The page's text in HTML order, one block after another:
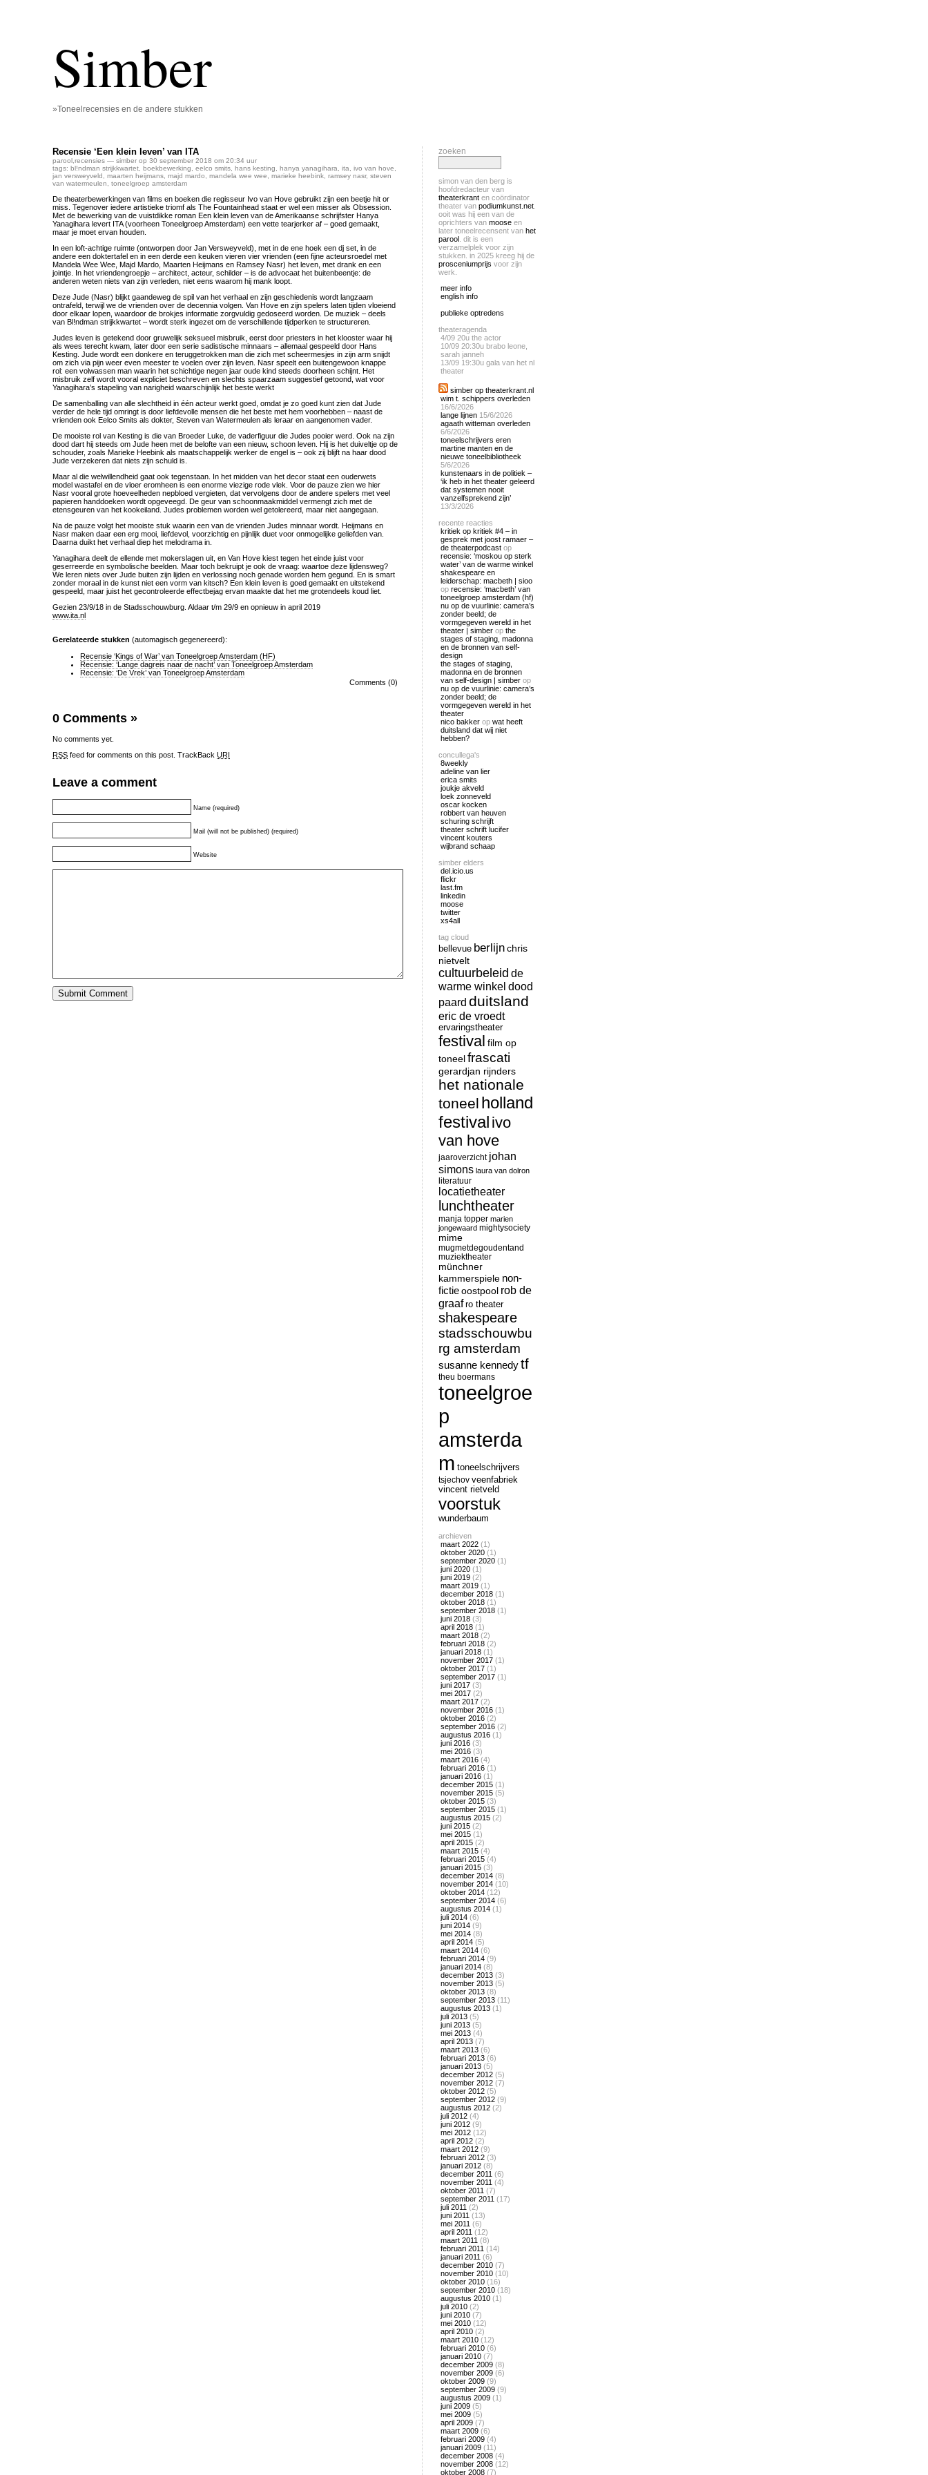
Simber
»Toneelrecensies en de andere stukken
Recensie ‘Een klein leven’ van ITA
parool recensies — simber op 30 september 2018 om 20:34 uur
tags: bl!ndman strijkkwartet boekbewerking eelco smits hans kesting hanya yanagihara ita ivo van hove
jan versweyveld
maarten heijmans majd mardo mandela wee wee marieke heebink ramsey nasr, steven
van watermeulen
toneelgroep amsterdam
De theaterbewerkingen van films en boeken die regisseur Ivo van Hove gebruikt zijn een beetje hit or
miss. Tegenover iedere artistieke triomf als The Fountainhead staat er wel een misser als Obsession.
Met de bewerking van de vuistdikke roman Een klein leven van de Amerikaanse schrijfster Hanya
Yanagihara levert ITA (voorheen Toneelgroep Amsterdam) een vette tearjerker af – goed gemaakt,
maar je moet ervan houden.
In een loft-achtige ruimte (ontworpen door Jan Versweyveld), met in de ene hoek een dj set, in de
andere een doktertafel en in een derde een keuken vieren vier vrienden (een fijne acteursroedel met
Mandela Wee Wee, Majd Mardo, Maarten Heijmans en Ramsey Nasr) het leven, met drank en een
jointje. In het vriendengroepje – architect, acteur, schilder – is de advocaat het buitenbeentje: de
anderen weten niets van zijn verleden, niet eens waarom hij mank loopt.
Deze Jude (Nasr) blijkt gaandeweg de spil van het verhaal en zijn geschiedenis wordt langzaam
ontrafeld, terwijl we de vrienden over de decennia volgen. Van Hove en zijn spelers laten tijden vloeiend
door elkaar lopen, waardoor de brokjes informatie zorgvuldig gedoseerd worden. De muziek – deels
van Bl!ndman strijkkwartet – wordt sterk ingezet om de verschillende tijdperken te structureren.
Judes leven is getekend door gruwelijk seksueel misbruik, eerst door priesters in het klooster waar hij
als wees terecht kwam, later door een serie sadistische minnaars – allemaal gespeeld door Hans
Kesting. Jude wordt een donkere en teruggetrokken man die zich met scheermesjes in zijn arm snijdt
om zich via pijn weer even meester te voelen over zijn leven. Nasr speelt een buitengewoon knappe
rol: een volwassen man waarin het schichtige negen jaar oude kind steeds doorheen schijnt. Het
misbruik zelf wordt vooral expliciet beschreven en slechts spaarzaam suggestief getoond, wat voor
Yanagihara’s stapeling van narigheid waarschijnlijk het beste werkt
De samenballing van alle slechtheid in één acteur werkt goed, omdat je zo goed kunt zien dat Jude
verder de hele tijd omringt is door liefdevolle mensen die het beste met hem voorhebben – naast de
vrienden ook Eelco Smits als dokter, Steven van Watermeulen als leraar en aangenomen vader.
De mooiste rol van Kesting is die van Broeder Luke, de vaderfiguur die Judes pooier werd. Ook na zijn
dood dart hij steeds om Jude heen met de belofte van een nieuw, schoon leven. Hij is het duiveltje op de
schouder, zoals Marieke Heebink als maatschappelijk werker de engel is – ook zij blijft na haar dood
Jude verzekeren dat niets zijn schuld is.
Maar al die welwillendheid gaat ook tegenstaan. In het midden van het decor staat een ouderwets
model wastafel en de vloer eromheen is een enorme viezige rode vlek. Voor de pauze zien we hier
Nasr vooral grote hoeveelheden nepbloed vergieten, dat vervolgens door de andere spelers met veel
papieren handdoeken wordt opgeveegd. De geur van schoonmaakmiddel vermengt zich met de
etensgeuren van het kookeiland. Judes problemen worden wel getolereerd, maar niet aangegaan.
Na de pauze volgt het mooiste stuk waarin een van de vrienden Judes minnaar wordt. Heijmans en
Nasr maken daar een erg mooi, liefdevol, voorzichtig en pijnlijk duet voor onmogelijke geliefden van.
Daarna duikt het verhaal diep het melodrama in.
Yanagihara deelt de ellende met mokerslagen uit, en Van Hove kiest tegen het einde juist voor
geserreerde en symbolische beelden. Maar toch bekruipt je ook de vraag: waartoe deze lijdensweg?
We leren niets over Jude buiten zijn lijden en verlossing noch genade worden hem gegund. En is smart
zonder moraal in de kunst niet een vorm van kitsch? Een klein leven is goed gemaakt en uitstekend
gespeeld, maar juist het gecontroleerde effectbejag ervan maakte dat het me grotendeels koud liet.
Gezien 23/9/18 in de Stadsschouwburg. Aldaar t/m 29/9 en opnieuw in april 2019
www.ita.nl
Gerelateerde stukken (automagisch gegenereerd):
Recensie ‘Kings of War’ van Toneelgroep Amsterdam (HF)
Recensie: ‘Lange dagreis naar de nacht’ van Toneelgroep Amsterdam
Recensie: ‘De Vrek’ van Toneelgroep Amsterdam
Comments (0)
0 Comments »
No comments yet.
RSS feed for comments on this post. TrackBack URI
Leave a comment
Name (required)
Mail (will not be published) (required)
Website
zoeken
simon van den berg is
hoofdredacteur van
theaterkrant en coördinator
theater van podiumkunst.net
ooit was hij een van de
oprichters van moose en
later toneelrecensent van het
parool . dit is een
verzamelplek voor zijn
stukken. in 2025 kreeg hij de
prosceniumprijs voor zijn
werk.
meer info
english info
publieke optredens
theateragenda
4/09 20u the actor
10/09 20:30u brabo leone,
sarah janneh
13/09 19:30u gala van het nl
theater
simber op theaterkrant.nl
wim t. schippers overleden
16/6/2026
lange lijnen 15/6/2026
agaath witteman overleden
6/6/2026
toneelschrijvers eren
martine manten en de
nieuwe toneelbibliotheek
5/6/2026
kunstenaars in de politiek –
‘ik heb in het theater geleerd
dat systemen nooit
vanzelfsprekend zijn’
13/3/2026
recente reacties
kritiek op kritiek #4 – in
gesprek met joost ramaer –
de theaterpodcast op
recensie: ‘moskou op sterk
water’ van de warme winkel
shakespeare en
leiderschap: macbeth | sioo
op recensie: ‘macbeth’ van
toneelgroep amsterdam (hf)
nu op de vuurlinie: camera’s
zonder beeld; de
vormgegeven wereld in het
theater | simber op the
stages of staging, madonna
en de bronnen van self-
design
the stages of staging,
madonna en de bronnen
van self-design | simber op
nu op de vuurlinie: camera’s
zonder beeld; de
vormgegeven wereld in het
theater
nico bakker op wat heeft
duitsland dat wij niet
hebben?
concullega's
8weekly
adeline van lier
erica smits
joukje akveld
loek zonneveld
oscar kocken
robbert van heuven
schuring schrijft
theater schrift lucifer
vincent kouters
wijbrand schaap
simber elders
del.icio.us
flickr
last.fm
linkedin
moose
twitter
xs4all
tag cloud
bellevue berlijnchris
nietvelt
cultuurbeleid de
warme winkel dood
paard duitsland
eric de vroedt
ervaringstheater
festival film op
toneelfrascati
gerardjan rijnders
het nationale
toneel holland
festival ivo
van hove
jaaroverzicht johan
simons laura van dolron
literatuur
locatietheater
lunchtheater
manja topper marien
jongewaard mightysociety
mime
mugmetdegoudentand
muziektheater
münchner
kammerspiele non-
fictieoostpool rob de
graaf ro theater
shakespeare
stadsschouwbu
rg amsterdam
susanne kennedytf
theu boermans
toneelgroe
p
amsterda
m toneelschrijvers
tsjechov veenfabriek
vincent rietveld
voorstuk
wunderbaum
archieven
maart 2022 (1)
oktober 2020 (1)
september 2020 (1)
juni 2020 (1)
juni 2019 (2)
maart 2019 (1)
december 2018 (1)
oktober 2018 (1)
september 2018 (1)
juni 2018 (3)
april 2018 (1)
maart 2018 (2)
februari 2018 (2)
januari 2018 (1)
november 2017 (1)
oktober 2017 (1)
september 2017 (1)
juni 2017 (3)
mei 2017 (2)
maart 2017 (2)
november 2016 (1)
oktober 2016 (2)
september 2016 (2)
augustus 2016 (1)
juni 2016 (3)
mei 2016 (3)
maart 2016 (4)
februari 2016 (1)
januari 2016 (1)
december 2015 (1)
november 2015 (5)
oktober 2015 (3)
september 2015 (1)
augustus 2015 (2)
juni 2015 (2)
mei 2015 (1)
april 2015 (2)
maart 2015 (4)
februari 2015 (4)
januari 2015 (3)
december 2014 (8)
november 2014 (10)
oktober 2014 (12)
september 2014 (6)
augustus 2014 (1)
juli 2014 (6)
juni 2014 (9)
mei 2014 (8)
april 2014 (5)
maart 2014 (6)
februari 2014 (9)
januari 2014 (8)
december 2013 (3)
november 2013 (5)
oktober 2013 (8)
september 2013 (11)
augustus 2013 (1)
juli 2013 (5)
juni 2013 (5)
mei 2013 (4)
april 2013 (7)
maart 2013 (6)
februari 2013 (6)
januari 2013 (5)
december 2012 (5)
november 2012 (7)
oktober 2012 (5)
september 2012 (9)
augustus 2012 (2)
juli 2012 (4)
juni 2012 (9)
mei 2012 (12)
april 2012 (2)
maart 2012 (9)
februari 2012 (3)
januari 2012 (8)
december 2011 (6)
november 2011 (4)
oktober 2011 (7)
september 2011 (17)
juli 2011 (2)
juni 2011 (13)
mei 2011 (6)
april 2011 (12)
maart 2011 (8)
februari 2011 (14)
januari 2011 (6)
december 2010 (7)
november 2010 (10)
oktober 2010 (16)
september 2010 (18)
augustus 2010 (1)
juli 2010 (2)
juni 2010 (7)
mei 2010 (12)
april 2010 (2)
maart 2010 (12)
februari 2010 (6)
januari 2010 (7)
december 2009 (8)
november 2009 (6)
oktober 2009 (9)
september 2009 (9)
augustus 2009 (1)
juni 2009 (5)
mei 2009 (5)
april 2009 (7)
maart 2009 (6)
februari 2009 (4)
januari 2009 (11)
december 2008 (4)
november 2008 (12)
oktober 2008 (7)